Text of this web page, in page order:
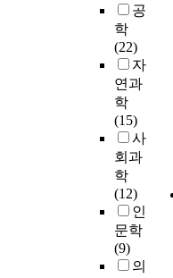
공
학
(22)
자
연과
학
(15)
사
회과
학
(12)
인
문학
(9)
의